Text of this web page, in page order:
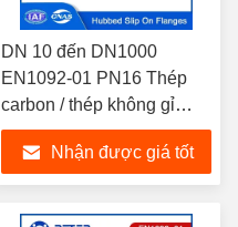
DN 10 đến DN1000
EN1092-01 PN16 Thép
carbon / thép không gỉ
trượt trên chân sườn mặt
nâng / mặt phẳng
Nhận được giá tốt